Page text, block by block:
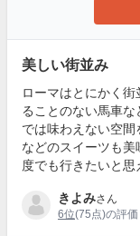
美しい街並み
ローマはとにかく
ることのない馬車
では味わえない空
などのスイーツも
度でも行きたいと思
きよみさん
6位(75点)の評価